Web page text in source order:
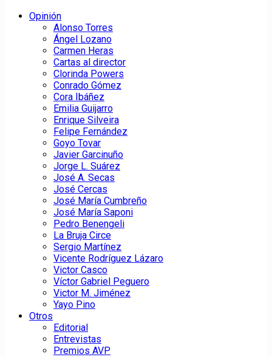
Opinión
Alonso Torres
Ángel Lozano
Carmen Heras
Cartas al director
Clorinda Powers
Conrado Gómez
Cora Ibáñez
Emilia Guijarro
Enrique Silveira
Felipe Fernández
Goyo Tovar
Javier Garcinuño
Jorge L. Suárez
José A. Secas
José Cercas
José María Cumbreño
José María Saponi
Pedro Benengeli
La Bruja Circe
Sergio Martínez
Vicente Rodríguez Lázaro
Victor Casco
Víctor Gabriel Peguero
Victor M. Jiménez
Yayo Pino
Otros
Editorial
Entrevistas
Premios AVP